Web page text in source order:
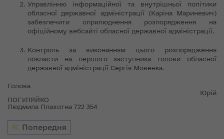
Управлінню інформаційної та внутрішньої політики
обласної державної адміністрації (Каріна Мариневич)
забезпечити оприлюднення розпорядження на
офіційному вебсайті обласної державної адміністрації.
Контроль за виконанням цього розпорядження
покласти на першого заступника голови обласної
державної адміністрації Сергія Мовенка.
Голова
Юрій
ПОГУЛЯЙКО
Людмила Плахотна 722 354
Попередня